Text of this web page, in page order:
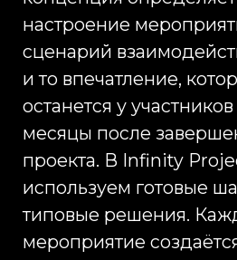
гостях, удобную систему
управления приглашениями и
дополнительные возможности
аудиторией.
Организация мероприятий в
Москве и по всей России
География проектов Infinity
Project не ограничивается одной
Мы организуем мероприятия в
Москве, Санкт-Петербурге и